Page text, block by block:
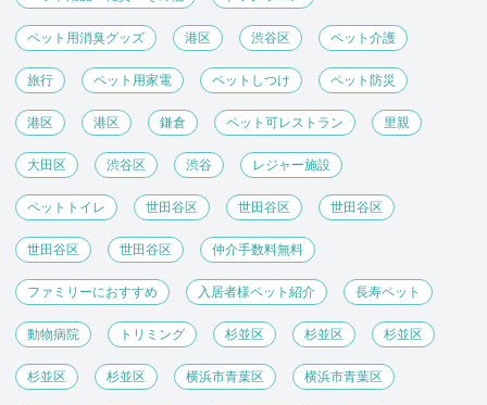
ペット用消臭グッズ 港区 渋谷区 ペット介護
旅行 ペット用家電 ペットしつけ ペット防災
港区 港区 鎌倉 ペット可レストラン 里親
大田区 渋谷区 渋谷 レジャー施設
ペットトイレ 世田谷区 世田谷区 世田谷区
世田谷区 世田谷区 仲介手数料無料
ファミリーにおすすめ 入居者様ペット紹介 長寿ペット
動物病院 トリミング 杉並区 杉並区 杉並区
杉並区 杉並区 横浜市青葉区 横浜市青葉区